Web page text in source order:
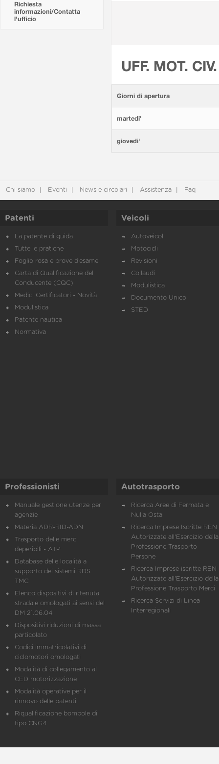
Richiesta
informazioni/Contatta
l'ufficio
UFF. MOT.
Giorni di apertura
martedi'
giovedi'
Chi siamo Eventi News e circolari Assistenza Faq
Patenti
La patente di guida
Tutte le pratiche
Foglio rosa e prove d’esame
Carta di Qualificazione del
Conducente (CQC)
Medici Certificatori - Novità
Modulistica
Patente nautica
Normativa
Veicoli
Autoveicoli
Motocicli
Revisioni
Collaudi
Modulistica
Documento Unico
STED
Professionisti
Manuale gestione utenze per
agenzie
Materia ADR-RID-ADN
Trasporto delle merci
deperibili - ATP
Database delle località a
supporto dei sistemi RDS
TMC
Elenco dispositivi di ritenuta
stradale omologati ai sensi del
DM 21.06.04
Dispositivi riduzioni di massa
particolato
Codici immatricolativi di
ciclomotori omologati
Modalità di collegamento al
CED motorizzazione
Modalità operative per il
rinnovo delle patenti
Riqualificazione bombole di
tipo CNG4
Autotrasporto
Ricerca Aree di Fermata e
Nulla Osta
Ricerca Imprese Iscritte REN
Autorizzate all'Esercizio della
Professione Trasporto
Persone
Ricerca Imprese iscritte REN
Autorizzate all'Esercizio della
Professione Trasporto Merci
Ricerca Servizi di Linea
Interregionali